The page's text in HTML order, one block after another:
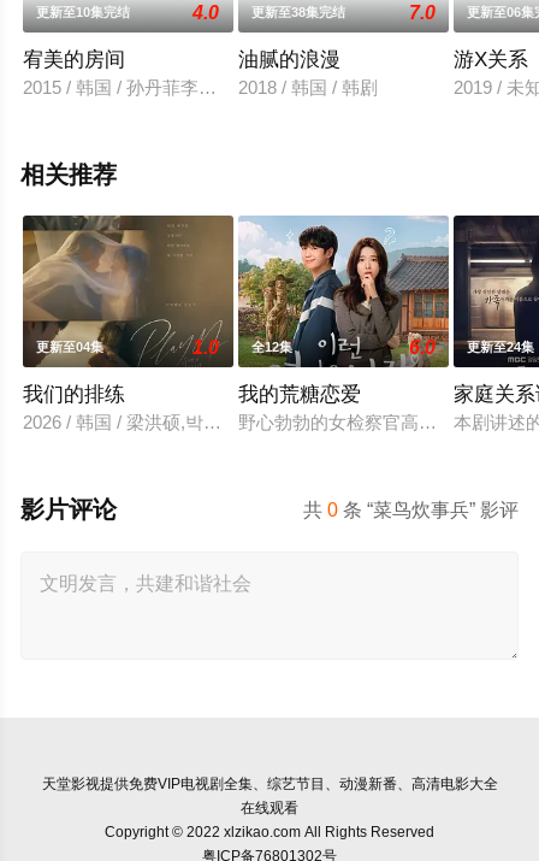
更新至10集完结 4.0
宥美的房间
2015 / 韩国 / 孙丹菲李伊庚金显祐尹真旭
更新至38集完结 7.0
油腻的浪漫
2018 / 韩国 / 韩剧
更新至06集
游X关系
2019 / 未
相关推荐
更新至04集 1.0
我们的排练
2026 / 韩国 / 梁洪硕,박성현
全12集 6.0
我的荒糖恋爱
野心勃勃的女检察官高恩世（贺营
更新至24集
家庭关
本剧讲述
共0 条 “菜鸟炊事兵” 影评
影片评论
天堂影视提供免费VIP电视剧全集、综艺节目、动漫新番、高清电影大全
在线观看
Copyright © 2022 xlzikao.com All Rights Reserved
粤ICP备76801302号